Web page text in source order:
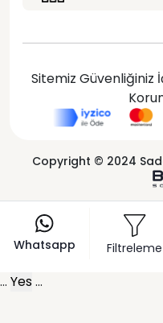
Sitemiz Güvenliğiniz
Copyright © 2024
Whatsapp Filtreleme
... Yes...